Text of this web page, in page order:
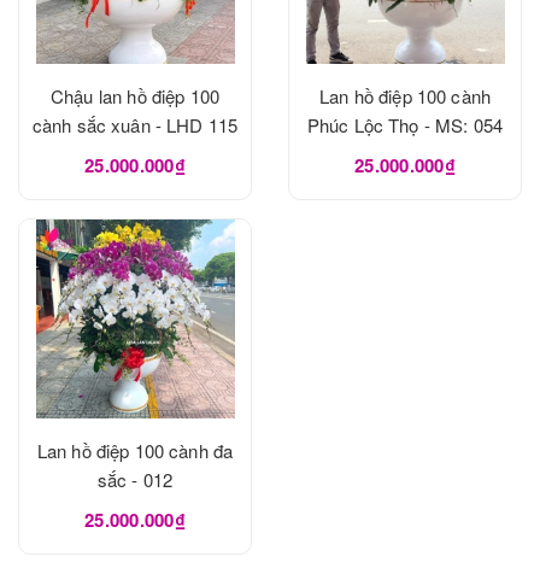
Chậu lan hồ điệp 100
cành sắc xuân - LHD 115
25.000.000₫
Lan hồ điệp 100 cành
Phúc Lộc Thọ - MS: 054
25.000.000₫
Lan hồ điệp 100 cành đa
sắc - 012
25.000.000₫